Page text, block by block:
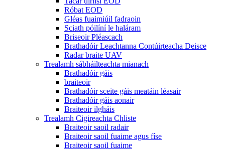
Róbat EOD
Gléas fuaimiúil fadraoin
Sciath póilíní le haláram
Briseoir Pléascach
Brathadóir Leachtanna Contúirteacha Deisce
Radar braite UAV
Trealamh sábháilteachta mianach
Brathadóir gáis
braiteoir
Brathadóir sceite gáis meatáin léasair
Brathadóir gáis aonair
Braiteoir ilgháis
Trealamh Cigireachta Chliste
Braiteoir saoil radair
Braiteoir saoil fuaime agus físe
Braiteoir saoil fuaime